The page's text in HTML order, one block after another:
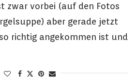
zwar vorbei (auf den Fotos
aber gerade jetzt
richtig angekommen ist und